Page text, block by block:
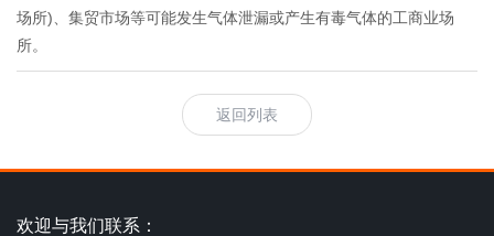
场所)、集贸市场等可能发生气体泄漏或产生有毒气体的工商业场
所。
返回列表
欢迎与我们联系：